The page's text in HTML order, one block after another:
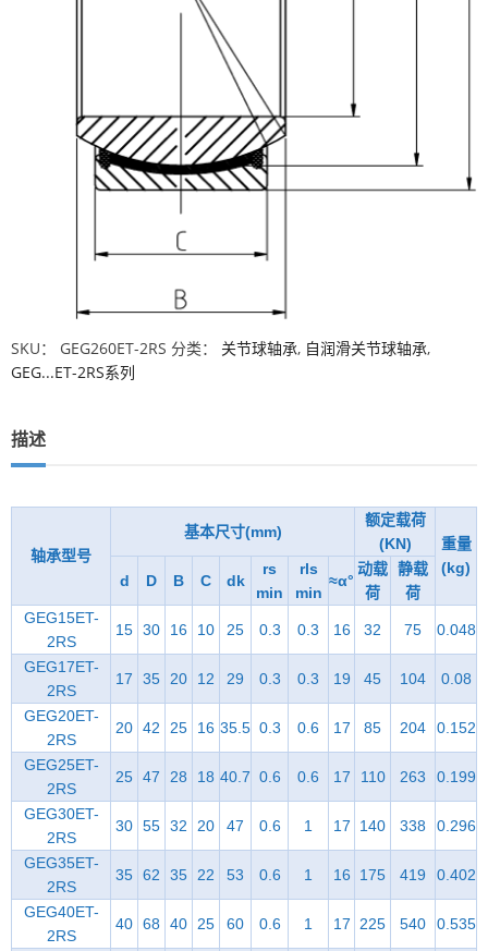
SKU： GEG260ET-2RS 分类： 关节球轴承, 自润滑关节球轴承,
GEG...ET-2RS系列
描述
轴承型号
基本尺寸(mm)
额定载荷
(KN)
重量
(kg)
d D B C dk
rs
min
rls
min
≈α°
动载
荷
静载
荷
GEG15ET-
2RS
15 30 16 10 25 0.3 0.3 16 32 75 0.048
GEG17ET-
2RS
17 35 20 12 29 0.3 0.3 19 45 104 0.08
GEG20ET-
2RS
20 42 25 16 35.5 0.3 0.6 17 85 204 0.152
GEG25ET-
2RS
25 47 28 18 40.7 0.6 0.6 17 110 263 0.199
GEG30ET-
2RS
30 55 32 20 47 0.6 1 17 140 338 0.296
GEG35ET-
2RS
35 62 35 22 53 0.6 1 16 175 419 0.402
GEG40ET-
2RS
40 68 40 25 60 0.6 1 17 225 540 0.535